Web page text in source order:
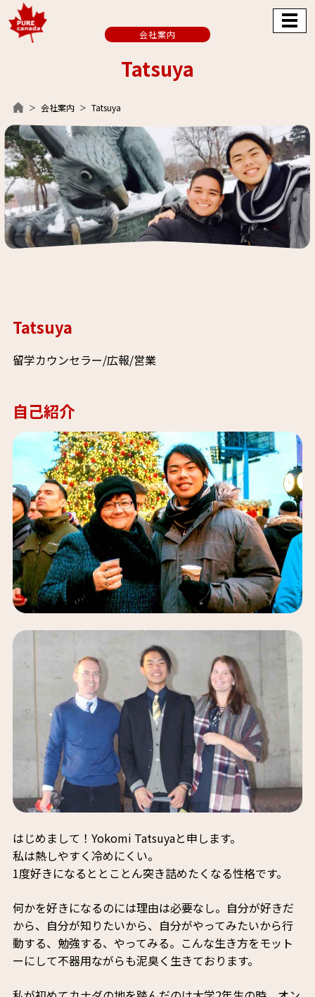
Tatsuya
会社案内 Tatsuya
会社案内
Tatsuya
留学カウンセラー/広報/営業
自己紹介
はじめまして！Yokomi Tatsuyaと申します。
私は熱しやすく冷めにくい。
1度好きになるととことん突き詰めたくなる性格です。
何かを好きになるのには理由は必要なし。自分が好きだ
から、自分が知りたいから、自分がやってみたいから行
動する、勉強する、やってみる。こんな生き方をモット
ーにして不器用ながらも泥臭く生きております。